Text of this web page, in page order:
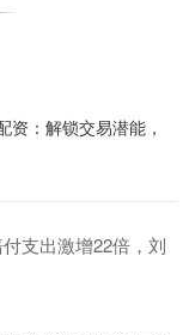
资：解锁交易潜能，
支出激增22倍，刘